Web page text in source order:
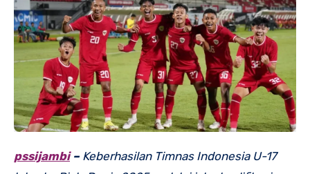
pssijambi– Keberhasilan Timnas Indonesia U-17